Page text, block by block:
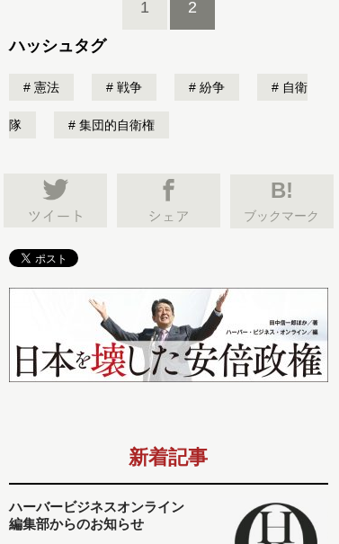
1 2
ハッシュタグ
憲法 戦争 紛争 自衛
隊 集団的自衛権
B!
ブックマーク
新着記事
ハーバービジネスオンライン
編集部からのお知らせ